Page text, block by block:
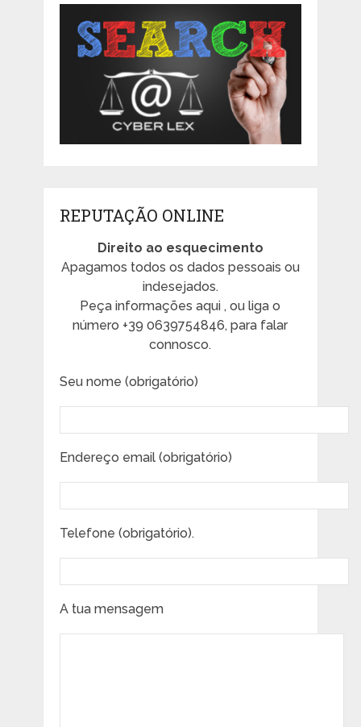
REPUTAÇÃO ONLINE
Direito ao esquecimento
Apagamos todos os dados pessoais ou
indesejados.
Peça informações aqui , ou liga o
número +39 0639754846, para falar
connosco.
Seu nome (obrigatório)
Endereço email (obrigatório)
Telefone (obrigatório).
A tua mensagem